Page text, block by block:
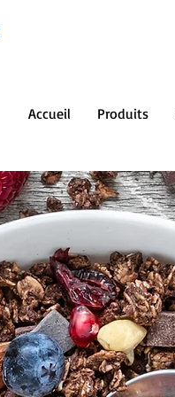
Accueil Produits